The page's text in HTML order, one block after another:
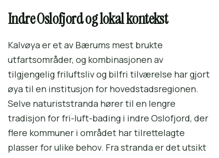
Indre Oslofjord og lokal kontekst
Kalvøya er et av Bærums mest brukte
utfartsområder, og kombinasjonen av
tilgjengelig friluftsliv og bilfri tilværelse har gjort
øya til en institusjon for hovedstadsregionen.
Selve naturiststranda hører til en lengre
tradisjon for fri-luft-bading i indre Oslofjord, der
flere kommuner i området har tilrettelagte
plasser for ulike behov. Fra stranda er det utsikt